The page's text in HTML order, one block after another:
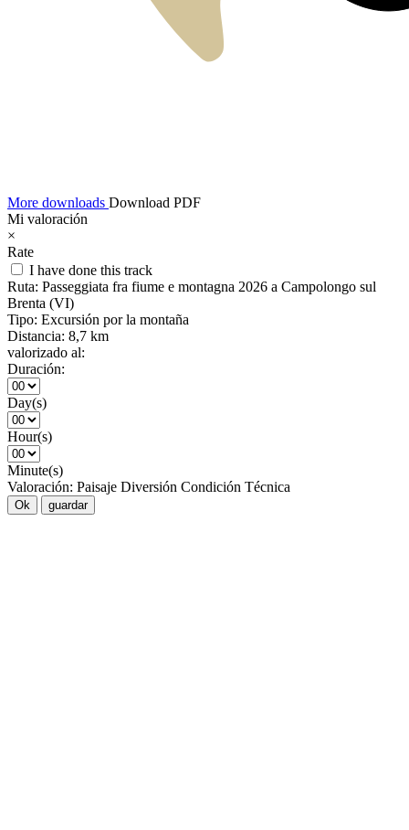
More downloads Download PDF
Mi valoración
×
Rate
I have done this track
Ruta: Passeggiata fra fiume e montagna 2026 a Campolongo sul
Brenta (VI)
Tipo: Excursión por la montaña
Distancia: 8,7 km
valorizado al:
Duración:
Day(s)
Hour(s)
Minute(s)
Valoración: Paisaje Diversión Condición Técnica
Ok guardar